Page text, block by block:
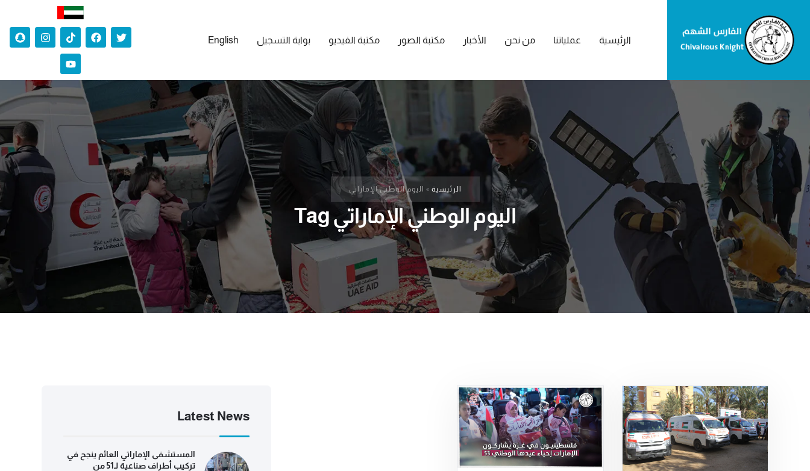
الرئيسية عملياتنا من نحن الأخبار مكتبة الصور مكتبة الفيديو بوابة التسجيل English
الرئيسية » اليوم الوطني الإماراتي
اليوم الوطني الإماراتي Tag
Latest News
المستشفى الإماراتي العائم ينجح في
تركيب أطراف صناعية لـ51 من